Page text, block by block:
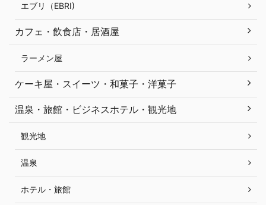
エブリ（EBRI)
カフェ・飲食店・居酒屋
ラーメン屋
ケーキ屋・スイーツ・和菓子・洋菓子
温泉・旅館・ビジネスホテル・観光地
観光地
温泉
ホテル・旅館